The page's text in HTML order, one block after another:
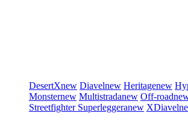
DesertXnew Diavelnew Heritagenew
Monsternew Multistradanew Off-road
Streetfighter Superleggeranew XDiavel